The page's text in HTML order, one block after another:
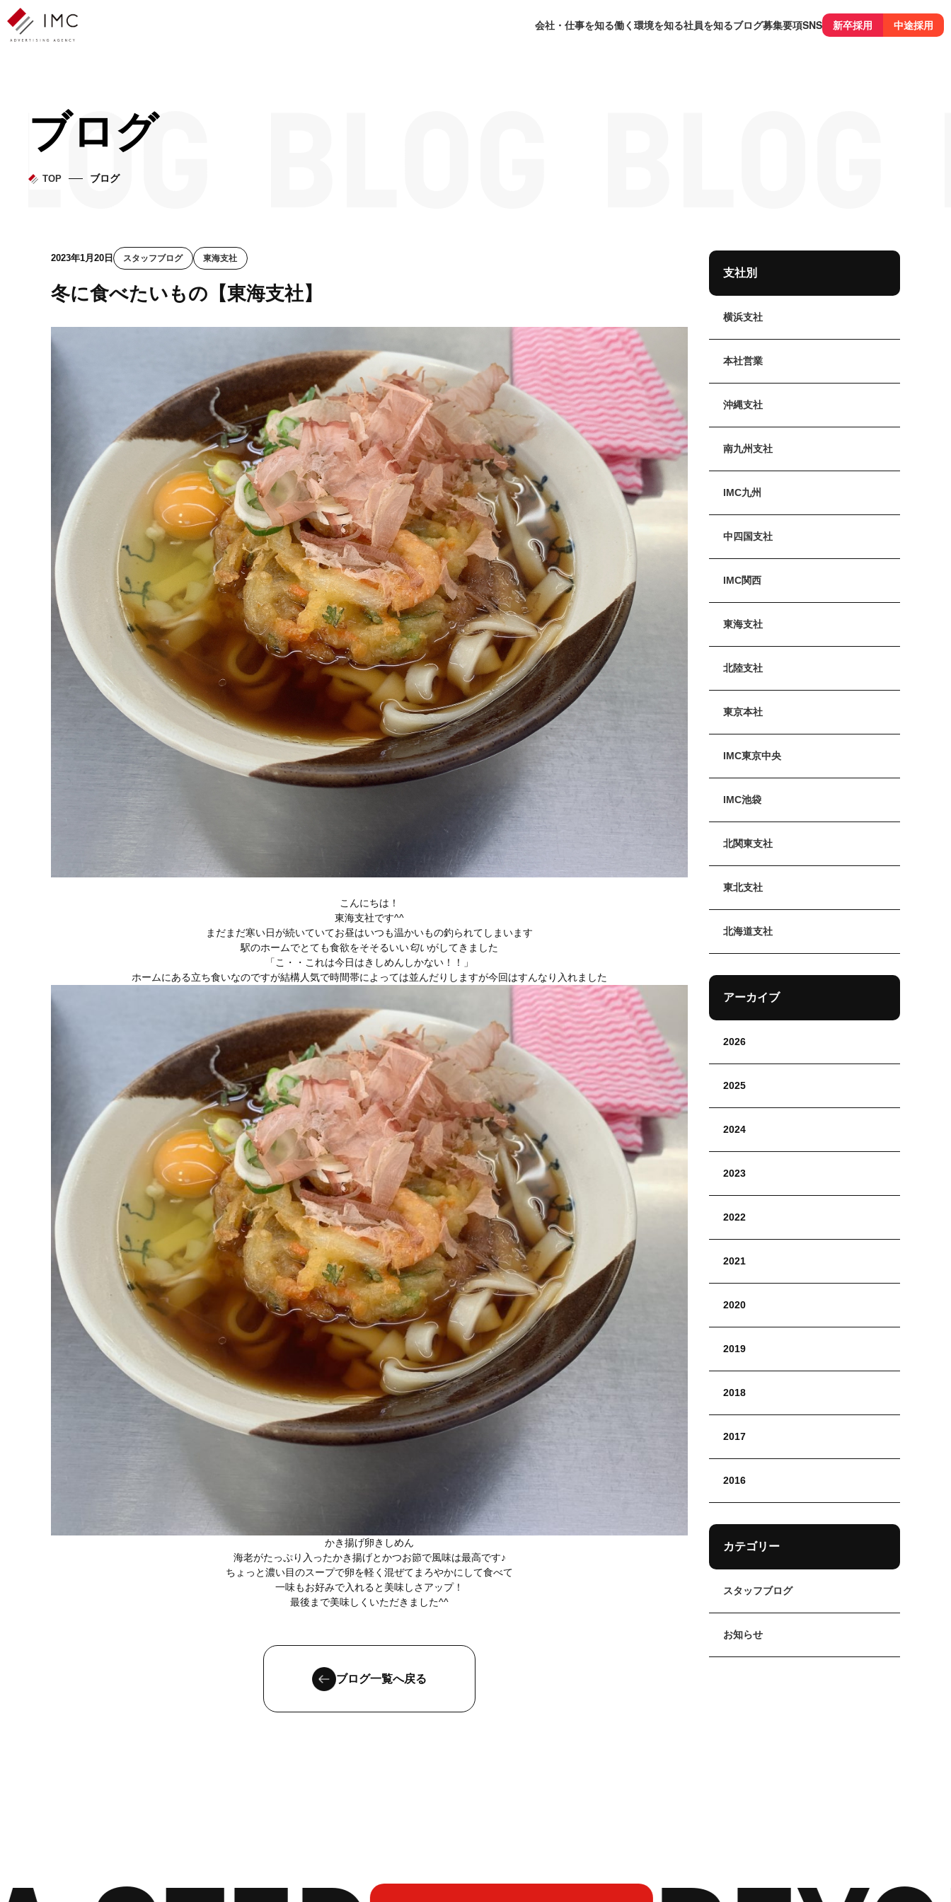
会社・仕事を知る働く環境を知る社員を知るブログ募集要項SNS 新卒採用 中途採用
ブログ
TOP ブログ
2023年1月20日 スタッフブログ 東海支社
冬に食べたいもの【東海支社】
こんにちは！
東海支社です^^
まだまだ寒い日が続いていてお昼はいつも温かいもの釣られてしまいます
駅のホームでとても食欲をそそるいい匂いがしてきました
「こ・・これは今日はきしめんしかない！！」
ホームにある立ち食いなのですが結構人気で時間帯によっては並んだりしますが今回はすんなり入れました
かき揚げ卵きしめん
海老がたっぷり入ったかき揚げとかつお節で風味は最高です♪
ちょっと濃い目のスープで卵を軽く混ぜてまろやかにして食べて
一味もお好みで入れると美味しさアップ！
最後まで美味しくいただきました^^
ブログ一覧へ戻る
支社別
横浜支社
本社営業
沖縄支社
南九州支社
IMC九州
中四国支社
IMC関西
東海支社
北陸支社
東京本社
IMC東京中央
IMC池袋
北関東支社
東北支社
北海道支社
アーカイブ
2026
2025
2024
2023
2022
2021
2020
2019
2018
2017
2016
カテゴリー
スタッフブログ
お知らせ